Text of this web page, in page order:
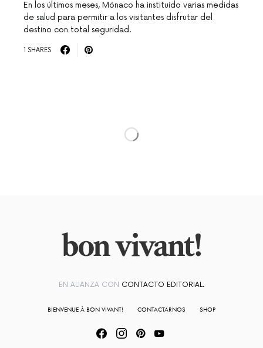
En los últimos meses, Mónaco ha instituido varias medidas
de salud para permitir a los visitantes disfrutar del
destino con total seguridad.
1 SHARES
EN ALIANZA CON CONTACTO EDITORIAL.
BIENVENUE À BON VIVANT! CONTACTARNOS SHOP